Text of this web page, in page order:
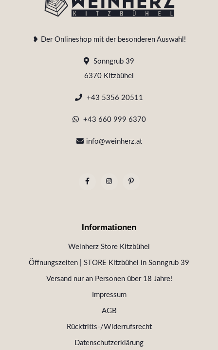
❥ Der Onlineshop mit der besonderen Auswahl!
Sonngrub 39
6370 Kitzbühel
+43 5356 20511
+43 660 999 6370
info@weinherz.at
Informationen
Weinherz Store Kitzbühel
Öffnungszeiten | STORE Kitzbühel in Sonngrub 39
Versand nur an Personen über 18 Jahre!
Impressum
AGB
Rücktritts-/Widerrufsrecht
Datenschutzerklärung